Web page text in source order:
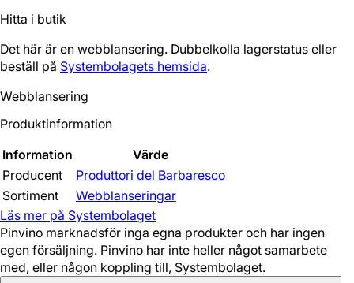
Hitta i butik
Det här är en webblansering. Dubbelkolla lagerstatus eller
beställ på Systembolagets hemsida.
Webblansering
Produktinformation
Information
Värde
Producent
Produttori del Barbaresco
Sortiment
Webblanseringar
Läs mer på Systembolaget
Pinvino marknadsför inga egna produkter och har ingen
egen försäljning. Pinvino har inte heller något samarbete
med, eller någon koppling till, Systembolaget.